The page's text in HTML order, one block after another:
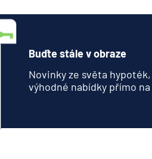
Buďte stále v obraze
Novinky ze světa
výhodné nabídky přímo